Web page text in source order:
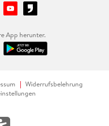
App herunter.
Widerrufsbelehrung